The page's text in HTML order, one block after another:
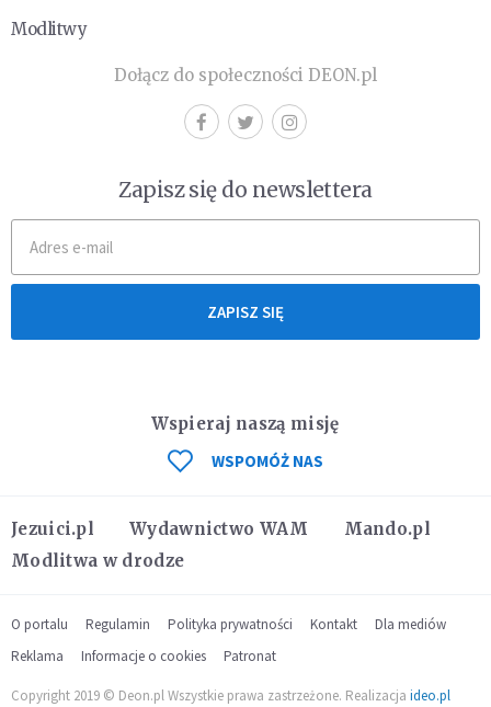
Modlitwy
Dołącz do społeczności DEON.pl
Zapisz się do newslettera
ZAPISZ SIĘ
Jezuici.pl Wydawnictwo WAM
Mando.pl
Modlitwa w drodze
Wspieraj naszą misję
WSPOMÓŻ NAS
O portalu Regulamin Polityka prywatności Kontakt
Dla mediów
Reklama
Informacje o cookies Patronat
Copyright 2019 © Deon.pl Wszystkie prawa zastrzeżone. Realizacja ideo.pl